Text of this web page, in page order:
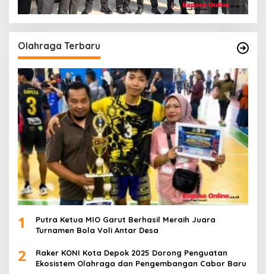
Olahraga Terbaru
1
Putra Ketua MIO Garut Berhasil Meraih Juara
Turnamen Bola Voli Antar Desa
2
Raker KONI Kota Depok 2025 Dorong Penguatan
Ekosistem Olahraga dan Pengembangan Cabor Baru